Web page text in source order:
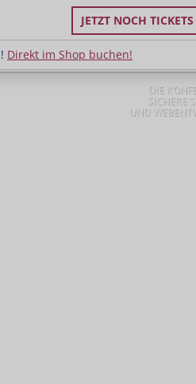
JETZT NOCH
Direkt im Shop buchen!
Direkt im Shop
DIE
SICHERE
UND